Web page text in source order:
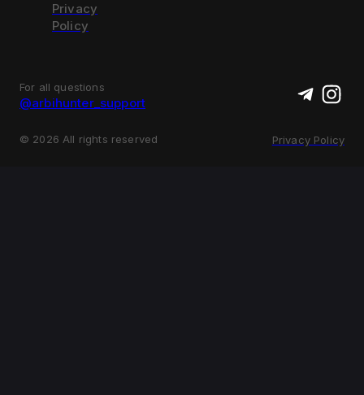
Privacy
Policy
For all questions
@arbihunter_support
© 2026 All rights reserved Privacy Policy